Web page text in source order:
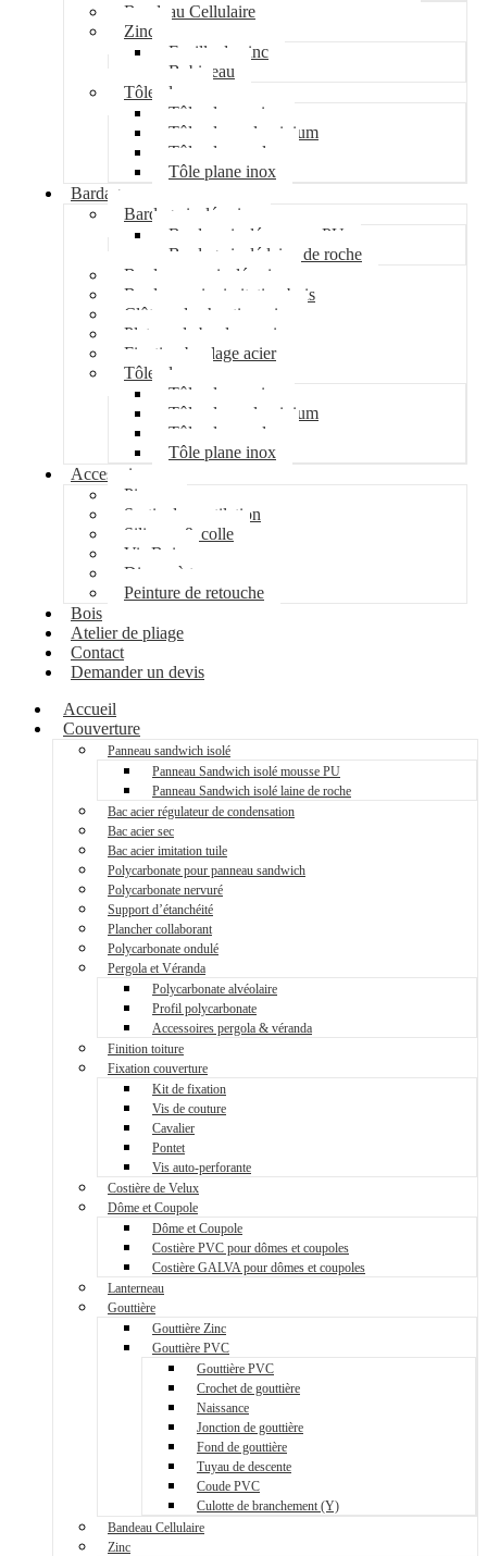
Bandeau Cellulaire
Zinc
Feuille de zinc
Bobineau
Tôle plane
Tôle plane acier
Tôle plane aluminium
Tôle plane galva
Tôle plane inox
Bardage
Bardage isolé acier
Bardage isolé mousse PU
Bardage isolé laine de roche
Bardage non isolé acier
Bardage acier imitation bois
Clôture de chantier acier
Plateau de bardage acier
Fixation bardage acier
Tôle plane
Tôle plane acier
Tôle plane aluminium
Tôle plane galva
Tôle plane inox
Accessoires
Pipeco
Sortie de ventilation
Silicone & colle
Vis Bois
Disque à tronçonner
Peinture de retouche
Bois
Atelier de pliage
Contact
Demander un devis
Accueil
Couverture
Panneau sandwich isolé
Panneau Sandwich isolé mousse PU
Panneau Sandwich isolé laine de roche
Bac acier régulateur de condensation
Bac acier sec
Bac acier imitation tuile
Polycarbonate pour panneau sandwich
Polycarbonate nervuré
Support d’étanchéité
Plancher collaborant
Polycarbonate ondulé
Pergola et Véranda
Polycarbonate alvéolaire
Profil polycarbonate
Accessoires pergola & véranda
Finition toiture
Fixation couverture
Kit de fixation
Vis de couture
Cavalier
Pontet
Vis auto-perforante
Costière de Velux
Dôme et Coupole
Dôme et Coupole
Costière PVC pour dômes et coupoles
Costière GALVA pour dômes et coupoles
Lanterneau
Gouttière
Gouttière Zinc
Gouttière PVC
Gouttière PVC
Crochet de gouttière
Naissance
Jonction de gouttière
Fond de gouttière
Tuyau de descente
Coude PVC
Culotte de branchement (Y)
Bandeau Cellulaire
Zinc